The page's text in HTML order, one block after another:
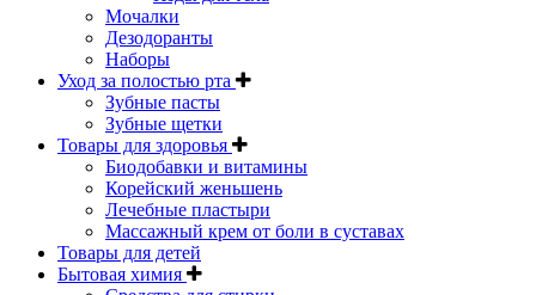
Мочалки
Дезодоранты
Наборы
Уход за полостью рта
Зубные пасты
Зубные щетки
Товары для здоровья
Биодобавки и витамины
Корейский женьшень
Лечебные пластыри
Массажный крем от боли в суставах
Товары для детей
Бытовая химия